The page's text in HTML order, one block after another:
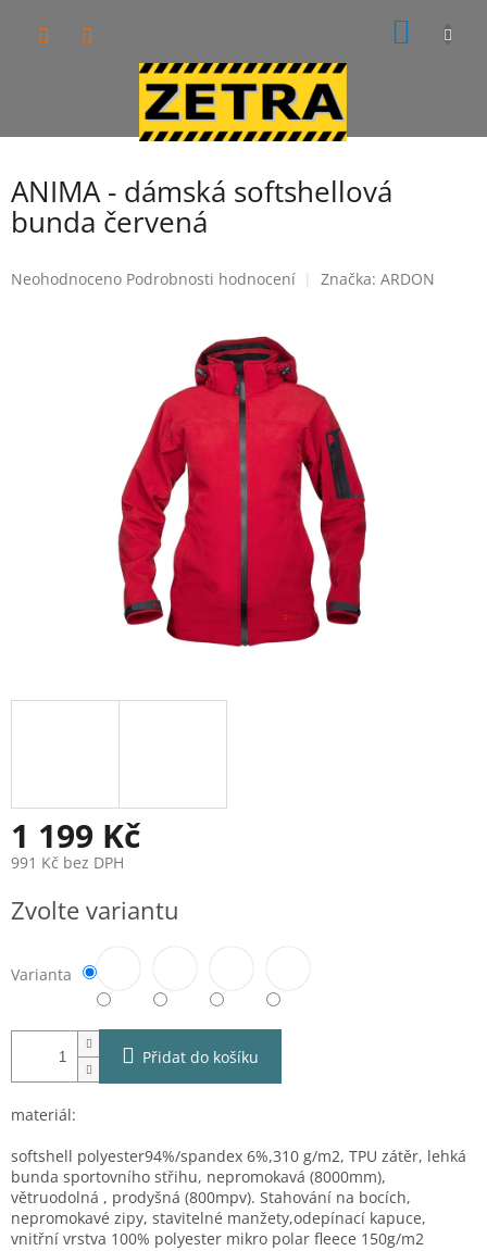
ANIMA - dámská softshellová
bunda červená
Průměrné
Neohodnoceno Podrobnosti hodnocení Značka: ARDON
1 199 Kč
991 Kč bez DPH
cena:
Zvolte variantu
Varianta
Přidat do košíku
materiál:
softshell polyester94%/spandex 6%,310 g/m2, TPU zátěr, lehká
bunda sportovního střihu, nepromokavá (8000mm),
větruodolná , prodyšná (800mpv). Stahování na bocích,
nepromokavé zipy, stavitelné manžety,odepínací kapuce,
vnitřní vrstva 100% polyester mikro polar fleece 150g/m2